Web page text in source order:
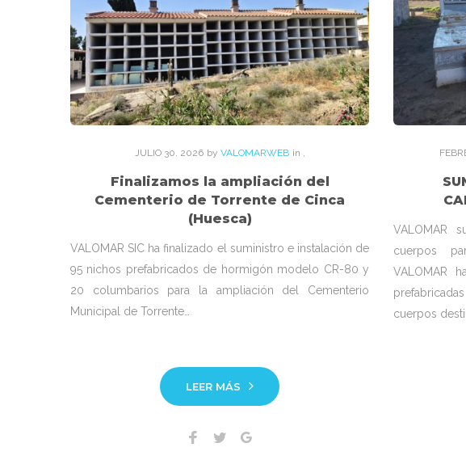
JULIO30 . 2026 by VALOMARWEB in
Finalizamos la ampliación del
Cementerio de Torrente de Cinca
(Huesca)
VALOMAR SIC ha finalizado el suministro e instalación de
95 nichos prefabricados de hormigón modelo CR-80 y
20 columbarios para la ampliación del Cementerio
Municipal de Torrente…
LEER MÁS
Facebook
Twitter
VALOMAR
cuerpos
VALOMAR
cuerpos